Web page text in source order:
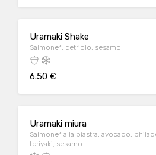
Uramaki Shake
Salmone*, cetriolo, sesamo
6.50 €
Uramaki miura
Salmone* alla piastra, avocado,
teriyaki, sesamo